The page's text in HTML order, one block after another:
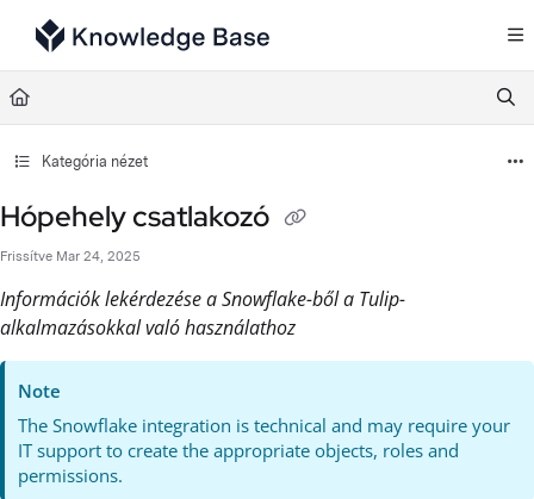
Documentation Index
Fetch the complete documentation index at:
Use this file to discover all available pages before exploring further.
Kategória nézet
Hópehely csatlakozó
Frissítve Mar 24, 2025
Információk lekérdezése a Snowflake-ből a Tulip-
alkalmazásokkal való használathoz
Note
The Snowflake integration is technical and may require your
IT support to create the appropriate objects, roles and
permissions.